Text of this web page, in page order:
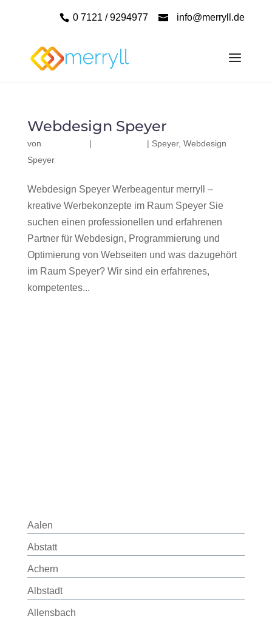
0 7121 / 9294977 info@merryll.de
Webdesign Speyer
von | | Speyer, Webdesign
Speyer
Webdesign Speyer Werbeagentur merryll –
kreative Werbekonzepte im Raum Speyer Sie
suchen einen professionellen und erfahrenen
Partner für Webdesign, Programmierung und
Optimierung von Webseiten und was dazugehört
im Raum Speyer? Wir sind ein erfahrenes,
kompetentes...
Aalen
Abstatt
Achern
Albstadt
Allensbach